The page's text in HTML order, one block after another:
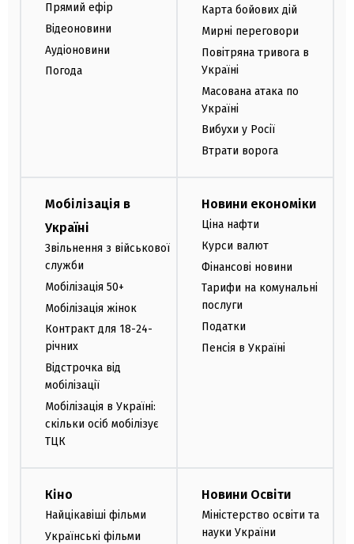
Прямий ефір
Відеоновини
Аудіоновини
Погода
Карта бойових дій
Мирні переговори
Повітряна тривога в
Україні
Масована атака по
Україні
Вибухи у Росії
Втрати ворога
Мобілізація в
Україні
Звільнення з військової
служби
Мобілізація 50+
Мобілізація жінок
Контракт для 18-24-
річних
Відстрочка від
мобілізації
Мобілізація в Україні:
скільки осіб мобілізує
ТЦК
Новини економіки
Ціна нафти
Курси валют
Фінансові новини
Тарифи на комунальні
послуги
Податки
Пенсія в Україні
Кіно
Найцікавіші фільми
Українські фільми
Новини Освіти
Міністерство освіти та
науки України